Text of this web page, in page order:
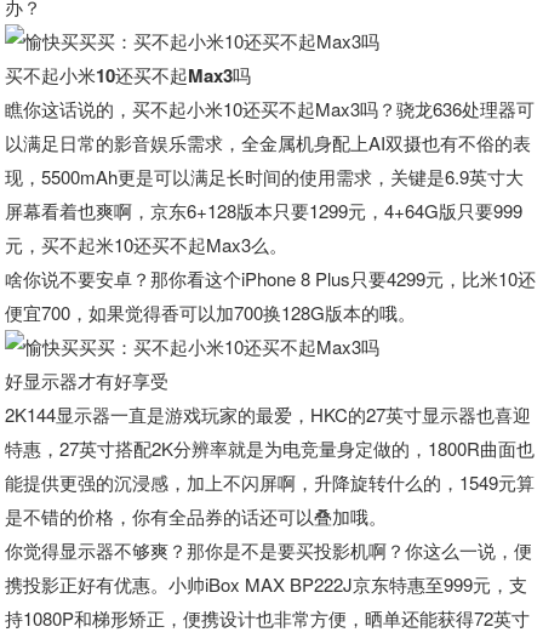
办？
买不起小米10还买不起Max3吗
瞧你这话说的，买不起小米10还买不起Max3吗？骁龙636处理器可
以满足日常的影音娱乐需求，全金属机身配上AI双摄也有不俗的表
现，5500mAh更是可以满足长时间的使用需求，关键是6.9英寸大
屏幕看着也爽啊，京东6+128版本只要1299元，4+64G版只要999
元，买不起米10还买不起Max3么。
啥你说不要安卓？那你看这个iPhone 8 Plus只要4299元，比米10还
便宜700，如果觉得香可以加700换128G版本的哦。
好显示器才有好享受
2K144显示器一直是游戏玩家的最爱，HKC的27英寸显示器也喜迎
特惠，27英寸搭配2K分辨率就是为电竞量身定做的，1800R曲面也
能提供更强的沉浸感，加上不闪屏啊，升降旋转什么的，1549元算
是不错的价格，你有全品券的话还可以叠加哦。
你觉得显示器不够爽？那你是不是要买投影机啊？你这么一说，便
携投影正好有优惠。小帅iBox MAX BP222J京东特惠至999元，支
持1080P和梯形矫正，便携设计也非常方便，晒单还能获得72英寸